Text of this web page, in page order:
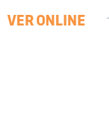
VER ONLINE